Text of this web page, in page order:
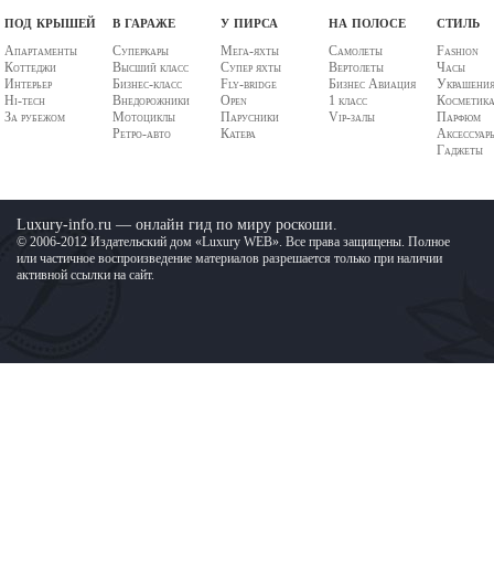
под крышей
Апартаменты
Коттеджи
Интерьер
Hi-tech
За рубежом
в гараже
Суперкары
Высший класс
Бизнес-класс
Внедорожники
Мотоциклы
Ретро-авто
у пирса
Мега-яхты
Супер яхты
Fly-bridge
Open
Парусники
Катера
на полосе
Самолеты
Вертолеты
Бизнес Авиация
1 класс
Vip-залы
стиль
Fashion
Часы
Парфюм
Гаджеты
Luxury-info.ru — онлайн гид по миру роскоши.
© 2006-2012 Издательский дом «Luxury WEB». Все права защищены. Полное
или частичное воспроизведение материалов разрешается только при наличии
активной ссылки на сайт.